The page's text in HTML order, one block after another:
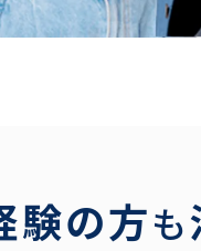
験の方も